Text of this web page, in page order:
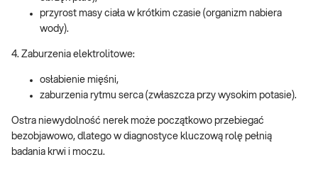
przyrost masy ciała w krótkim czasie (organizm nabiera
wody).
4. Zaburzenia elektrolitowe:
osłabienie mięśni,
zaburzenia rytmu serca (zwłaszcza przy wysokim potasie).
Ostra niewydolność nerek może początkowo przebiegać
bezobjawowo, dlatego w diagnostyce kluczową rolę pełnią
badania krwi i moczu.